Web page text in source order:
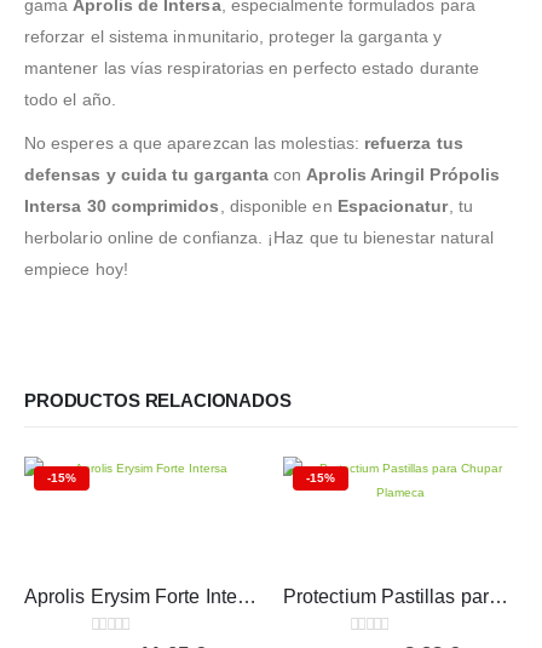
gama Aprolis de Intersa, especialmente formulados para
reforzar el sistema inmunitario, proteger la garganta y
mantener las vías respiratorias en perfecto estado durante
todo el año.
No esperes a que aparezcan las molestias: refuerza tus
defensas y cuida tu gargantacon Aprolis Aringil Própolis
Intersa 30 comprimidos , disponible en Espacionatur, tu
herbolario online de confianza. ¡Haz que tu bienestar natural
empiece hoy!
PRODUCTOS RELACIONADOS
-15%
Aprolis Erysim Forte Intersa Spray bucal 20 ml
-15%
Protectium Pastillas para Chupar Plameca 30 comprimidos